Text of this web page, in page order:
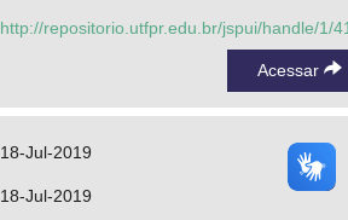
http://repositorio.utfpr.edu.br/jspui/handle/1/
Acessar
18-Jul-2019
18-Jul-2019